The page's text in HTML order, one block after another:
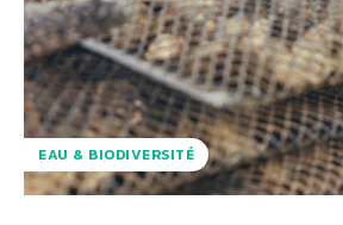
EAU & BIODIVERSITÉ